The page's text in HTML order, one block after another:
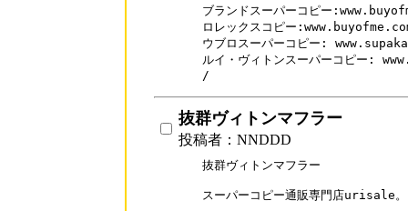
ブランドスーパーコピー
ロレックスコピー
ウブロスーパーコピー:
ルイ・ヴィトンスーパーコピー:
抜群ヴィトンマフラー
投稿者：NNDDD
抜群ヴィトンマフラー
スーパーコピー通販専門店urisale。